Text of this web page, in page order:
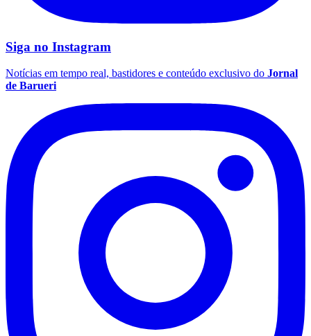
Vasco
Siga no Instagram
Notícias em tempo real, bastidores e conteúdo exclusivo do Jornal
de Barueri